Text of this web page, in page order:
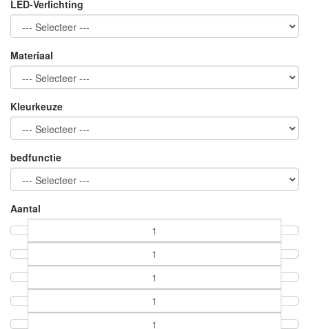
LED-Verlichting
Materiaal
Kleurkeuze
bedfunctie
Aantal